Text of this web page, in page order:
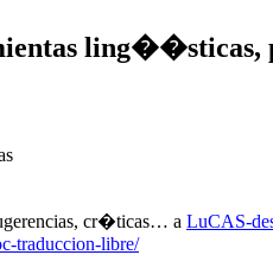
ling��sticas,
cr�ticas… a LuCAS-
traduccion-libre/